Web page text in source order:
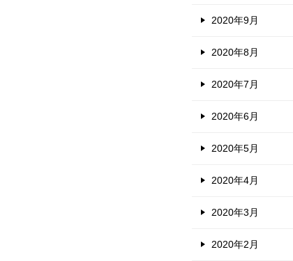
2020年9月
2020年8月
2020年7月
2020年6月
2020年5月
2020年4月
2020年3月
2020年2月